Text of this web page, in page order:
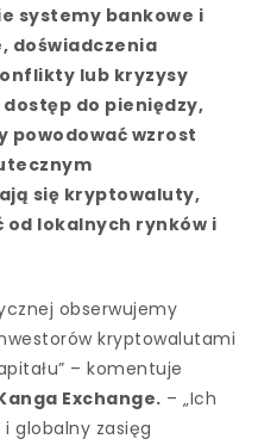
systemy bankowe i
doświadczenia
lub kryzysy
do pieniędzy,
powodować wzrost
się kryptowaluty,
lokalnych rynków i
obserwujemy
kryptowalutami
– komentuje
Exchange. – „Ich
globalny zasięg